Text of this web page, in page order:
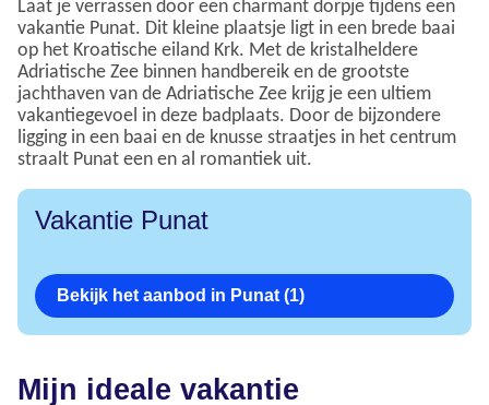
Laat je verrassen door een charmant dorpje tijdens een
vakantie Punat. Dit kleine plaatsje ligt in een brede baai
op het Kroatische eiland Krk. Met de kristalheldere
Adriatische Zee binnen handbereik en de grootste
jachthaven van de Adriatische Zee krijg je een ultiem
vakantiegevoel in deze badplaats. Door de bijzondere
ligging in een baai en de knusse straatjes in het centrum
straalt Punat een en al romantiek uit.
Vakantie Punat
Bekijk het aanbod in Punat (1)
Mijn ideale vakantie